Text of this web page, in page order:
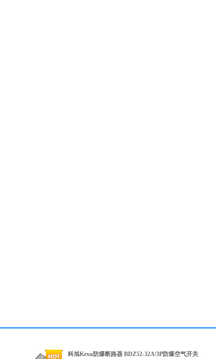
科旭Kexu防爆断路器 BDZ52-32A/3P防爆空气开关